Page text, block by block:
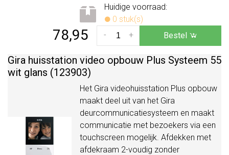
Huidige voorraad:
0 stuk(s)
78,95 +
- Bestel
Gira huisstation video opbouw Plus Systeem 55
wit glans (123903)
Het Gira videohuisstation Plus opbouw
maakt deel uit van het Gira
deurcommunicatiesysteem en maakt
communicatie met bezoekers via een
touchscreen mogelijk. Afdekken met
afdekraam 2-voudig zonder